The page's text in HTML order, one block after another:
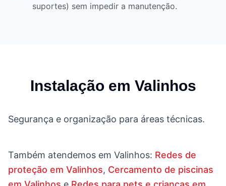
suportes) sem impedir a manutenção.
Instalação em Valinhos
Segurança e organização para áreas técnicas.
Também atendemos em Valinhos: Redes de
proteção em Valinhos, Cercamento de piscinas